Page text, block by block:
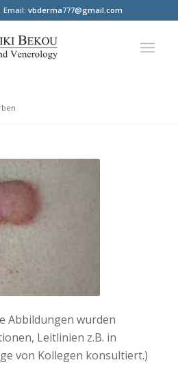
|Email: vbderma777@gmail.com
Abbildungen wurden
Leitlinien z.B. in
von Kollegen konsultiert.)